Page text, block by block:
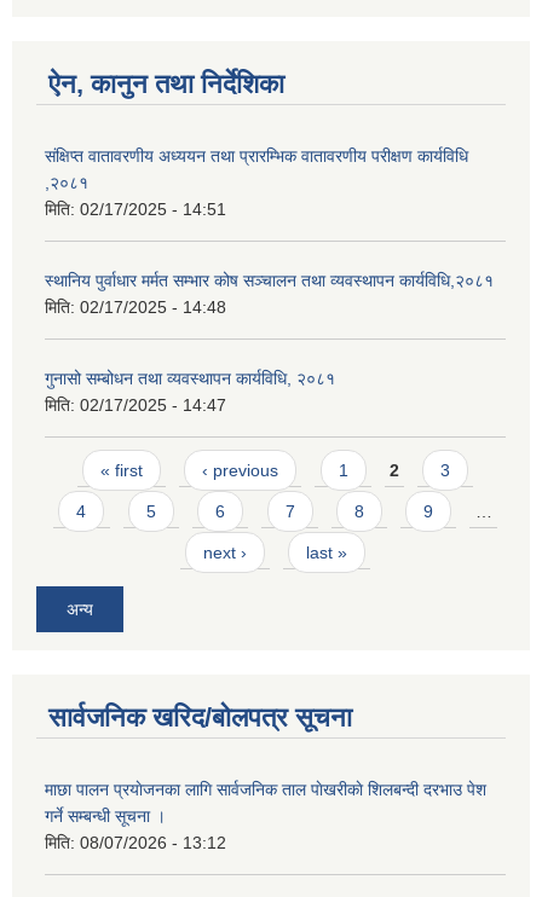
ऐन, कानुन तथा निर्देशिका
संक्षिप्त वातावरणीय अध्ययन तथा प्रारम्भिक वातावरणीय परीक्षण कार्यविधि
,२०८१
मिति: 02/17/2025 - 14:51
स्थानिय पुर्वाधार मर्मत सम्भार कोष सञ्चालन तथा व्यवस्थापन कार्यविधि,२०८१
मिति: 02/17/2025 - 14:48
गुनासो सम्बोधन तथा व्यवस्थापन कार्यविधि, २०८१
मिति: 02/17/2025 - 14:47
Pages
« first ‹ previous 1 2 3
4 5 6 7 8 9 …
next › last »
अन्य
सार्वजनिक खरिद/बोलपत्र सूचना
माछा पालन प्रयाेजनका लागि सार्वजनिक ताल पाेखरीकाे शिलबन्दी दरभाउ पेश
गर्ने सम्बन्धी सूचना ।
मिति: 08/07/2026 - 13:12